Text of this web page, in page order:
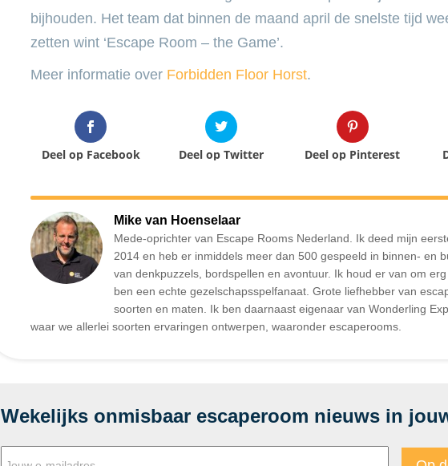
bijhouden. Het team dat binnen de maand april de snelste tijd
zetten wint ‘Escape Room – the Game’.
Meer informatie over Forbidden Floor Horst.
Deel op Facebook Deel op Twitter Deel op Pinterest
Mike van Hoenselaar
Mede-oprichter van Escape Rooms Nederland. Ik deed mijn
2014 en heb er inmiddels meer dan 500 gespeeld in binnen- en
van denkpuzzels, bordspellen en avontuur. Ik houd er van om
ben een echte gezelschapsspelfanaat. Grote liefhebber van
soorten en maten. Ik ben daarnaast eigenaar van Wonderling
waar we allerlei soorten ervaringen ontwerpen, waaronder escaperooms.
Wekelijks onmisbaar escaperoom nieuws in